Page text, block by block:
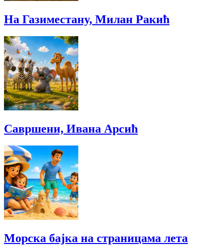
На Газиместану, Милан Ракић
Савршени, Ивана Арсић
Морска бајка на страницама лета